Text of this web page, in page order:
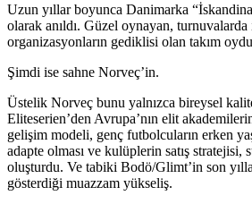
Uzun yıllar boyunca Danimarka
olarak anıldı. Güzel oynayan,
organizasyonların gediklisi olan takım
Şimdi ise sahne Norveç’in.
Üstelik Norveç bunu yalnızca bireysel
Eliteserien’den Avrupa’nın elit
gelişim modeli, genç futbolcuların erken
adapte olması ve kulüplerin satış
oluşturdu. Ve tabiki Bodö/Glimt’in son
gösterdiği muazzam yükseliş.